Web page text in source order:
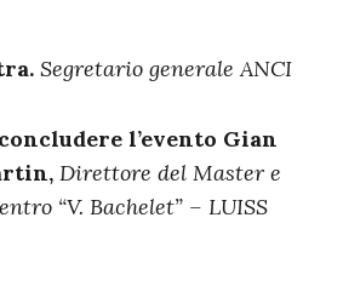
Segretario generale ANCI
l’evento Gian
Direttore del Master e
“V. Bachelet” – LUISS